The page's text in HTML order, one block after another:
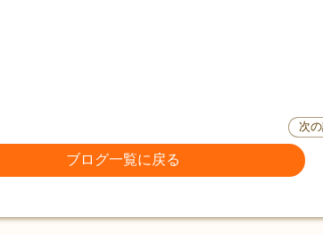
ブログ一覧に戻る
次